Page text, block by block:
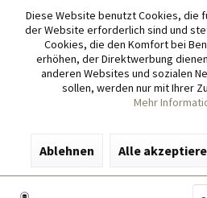
Diese Website benutzt Cookies, die
der Website erforderlich sind und
Cookies, die den Komfort bei
erhöhen, der Direktwerbung
anderen Websites und sozialen
sollen, werden nur mit Ihrer
Mehr
Ablehnen Alle